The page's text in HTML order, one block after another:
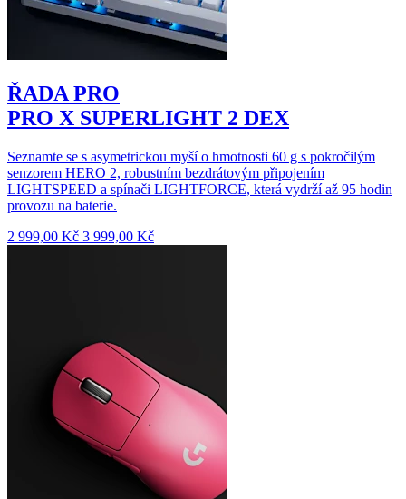
ŘADA PRO
PRO X SUPERLIGHT 2 DEX
Seznamte se s asymetrickou myší o hmotnosti 60 g s pokročilým
senzorem HERO 2, robustním bezdrátovým připojením
LIGHTSPEED a spínači LIGHTFORCE, která vydrží až 95 hodin
provozu na baterie.
2 999,00 Kč 3 999,00 Kč